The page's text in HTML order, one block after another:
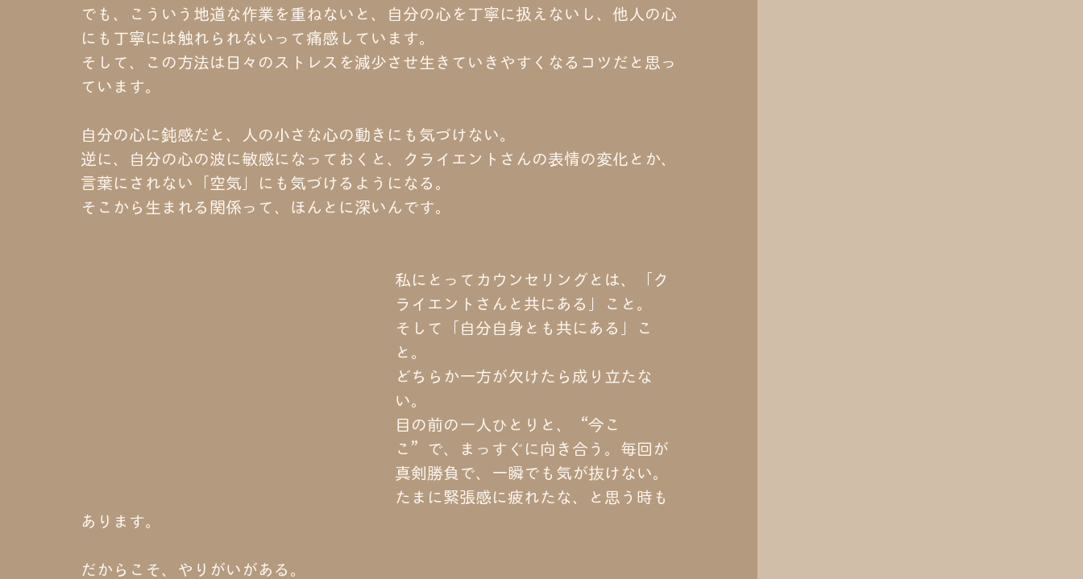
でも、こういう地道な作業を重ねないと、自分の心を丁寧に扱えないし、他人の心
にも丁寧には触れられないって痛感しています。
そして、この方法は日々のストレスを減少させ生きていきやすくなるコツだと思っ
ています。
自分の心に鈍感だと、人の小さな心の動きにも気づけない。
逆に、自分の心の波に敏感になっておくと、クライエントさんの表情の変化とか、
言葉にされない「空気」にも気づけるようになる。
そこから生まれる関係って、ほんとに深いんです。
私にとってカウンセリングとは、「ク
ライエントさんと共にある」こと。
そして「自分自身とも共にある」こ
と。
どちらか一方が欠けたら成り立たな
い。
目の前の一人ひとりと、“今こ
こ”で、まっすぐに向き合う。毎回が
真剣勝負で、一瞬でも気が抜けない。
たまに緊張感に疲れたな、と思う時も
あります。
だからこそ、やりがいがある。